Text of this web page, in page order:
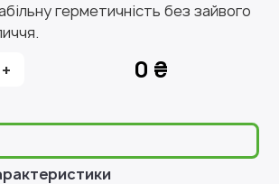
герметичність без зайвого
+ 0 ₴